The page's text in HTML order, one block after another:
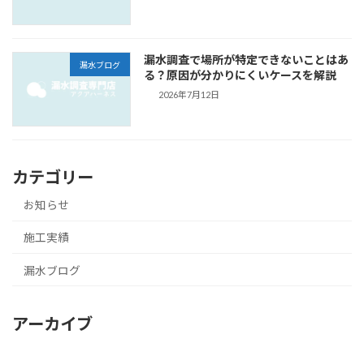
漏水ブログ
漏水調査で場所が特定できないことはあ
る？原因が分かりにくいケースを解説
2026年7月12日
カテゴリー
お知らせ
施工実績
漏水ブログ
アーカイブ